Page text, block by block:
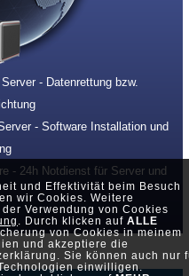
und Effektivität beim Besuch
wir Cookies. Weitere
Verwendung von Cookies
. Durch klicken auf ALLE
von Cookies in meinem
und akzeptiere die
Sie können auch nur
einwilligen.
- Datenrettung bzw.
- Software Installation und
- 24h Notdienst für Server und